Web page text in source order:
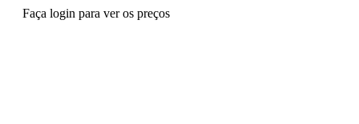
Faça login para ver os preços